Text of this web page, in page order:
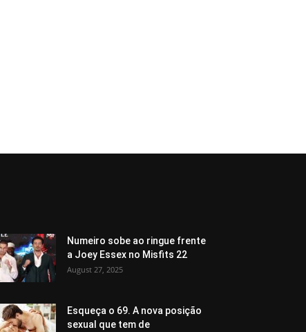
Numeiro sobe ao ringue frente
a Joey Essex no Misfits 22
August 27, 2025
Esqueça o 69. A nova posição
sexual que tem de